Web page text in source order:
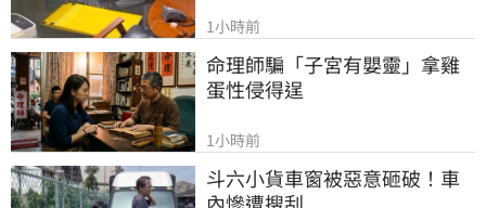
1小時前
命理師騙「子宮有嬰靈」拿雞
蛋性侵得逞
1小時前
斗六小貨車窗被惡意砸破！車